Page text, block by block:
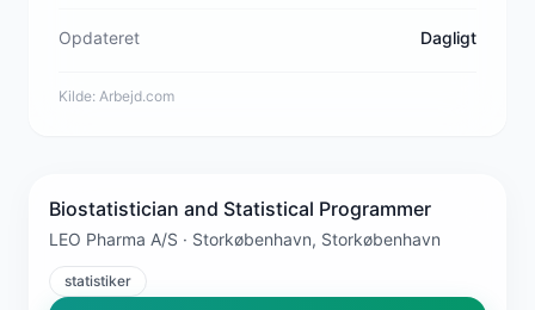
Opdateret Dagligt
Kilde: Arbejd.com
Biostatistician and Statistical Programmer
LEO Pharma A/S · Storkøbenhavn, Storkøbenhavn
statistiker